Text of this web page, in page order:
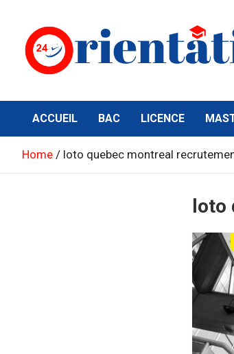
content
Orientation24
ACCUEIL BAC LICENCE
Home loto quebec montreal